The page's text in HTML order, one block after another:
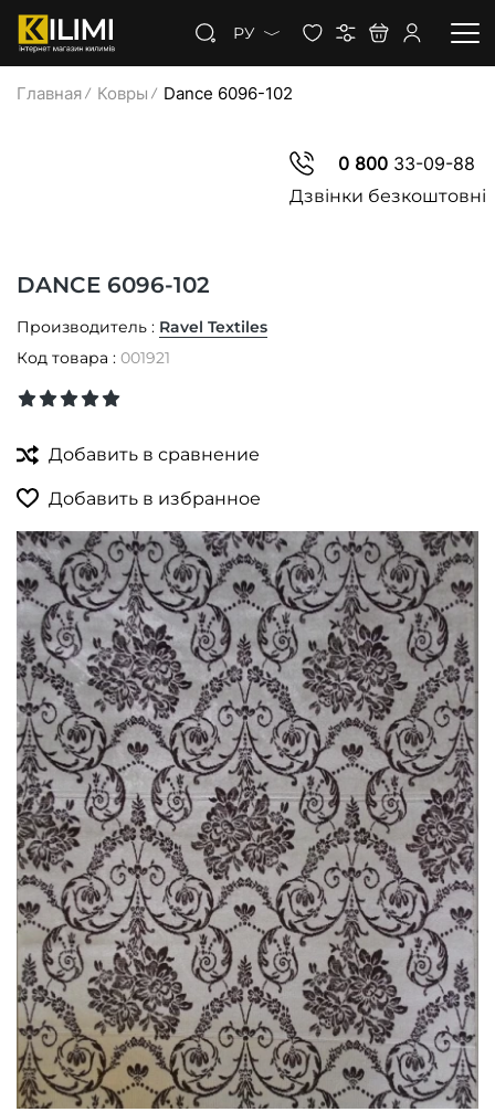
РУ
Главная Ковры Dance 6096-102
0 80033-09-88
Дзвінки безкоштовні
DANCE 6096-102
Производитель : Ravel Textiles
Код товара : 001921
Добавить в сравнение
Добавить в избранное